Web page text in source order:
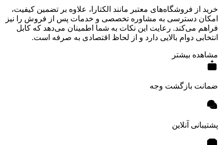
خرید از فروشگاه‌های معتبر مانند الکتارا، علاوه بر تضمین کیفیت،
امکان دسترسی به مشاوره تخصصی و خدمات پس از فروش را نیز
فراهم می‌کند. رعایت این نکات به شما اطمینان می‌دهد که کابل
انتخابی دوام بالایی دارد و از لحاظ اقتصادی به صرفه است.
مشاهده بیشتر
ضمانت بازگشت وجه
پشتیبانی آنلاین